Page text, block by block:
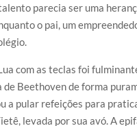
parecia ser uma
o pai, um
com as teclas foi
de Beethoven de forma
a pular refeições para
levada por sua avó. A